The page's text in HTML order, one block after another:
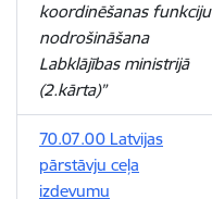
koordinēšanas funkciju
nodrošināšana
Labklājības ministrijā
(2.kārta)”
70.07.00 Latvijas
pārstāvju ceļa
izdevumu